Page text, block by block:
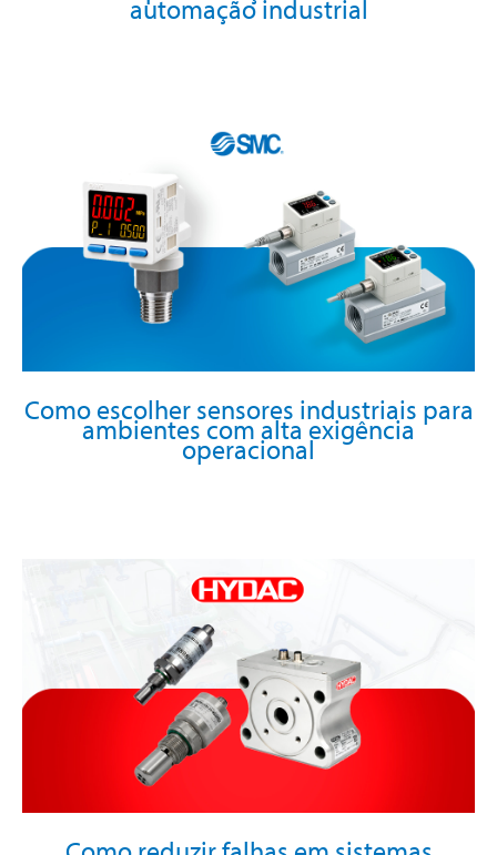
automação industrial
Como escolher sensores industriais para
ambientes com alta exigência
operacional